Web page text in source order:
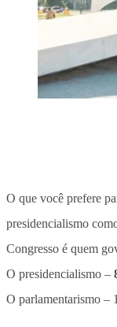
O que você prefere
presidencialismo
Congresso é quem
O presidencialismo –
O parlamentarismo –